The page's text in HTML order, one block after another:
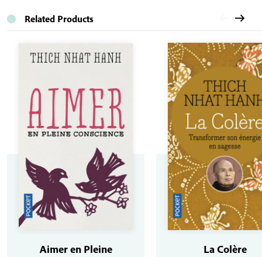
Related Products
Aimer en Pleine
La Colère